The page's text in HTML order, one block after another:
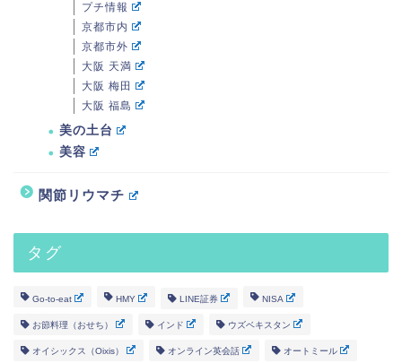
プチ情報
京都市内
京都市外
大阪 天満
大阪 梅田
大阪 福島
美の土台
美容
関節リウマチ
タグ
Go-to-eat HMY LINE証券 NISA
お節料理（おせち） インド ウズベキスタン
オイシックス（Oixis） オンライン英会話 オートミール